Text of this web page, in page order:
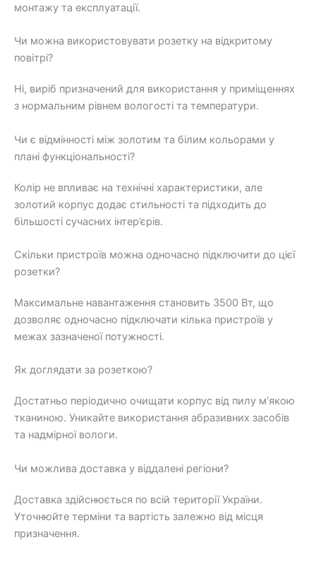
монтажу та експлуатації.
Чи можна використовувати розетку на відкритому
повітрі?
Ні, виріб призначений для використання у приміщеннях
з нормальним рівнем вологості та температури.
Чи є відмінності між золотим та білим кольорами у
плані функціональності?
Колір не впливає на технічні характеристики, але
золотий корпус додає стильності та підходить до
більшості сучасних інтер’єрів.
Скільки пристроїв можна одночасно підключити до цієї
розетки?
Максимальне навантаження становить 3500 Вт, що
дозволяє одночасно підключати кілька пристроїв у
межах зазначеної потужності.
Як доглядати за розеткою?
Достатньо періодично очищати корпус від пилу м’якою
тканиною. Уникайте використання абразивних засобів
та надмірної вологи.
Чи можлива доставка у віддалені регіони?
Доставка здійснюється по всій території України.
Уточнюйте терміни та вартість залежно від місця
призначення.